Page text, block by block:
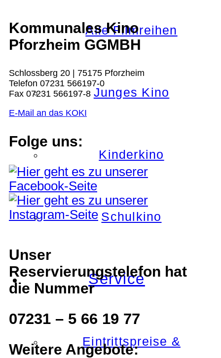
Alle Filmreihen
Junges Kino
Kinderkino
Schulkino
Service
Eintrittspreise &
Kommunales Kino
Pforzheim GGMBH
Schlossberg 20 | 75175 Pforzheim
Telefon 07231 566197-0
Fax 07231 566197-8
E-Mail an das KOKI
Folge uns:
Unser
Reservierungstelefon hat
die Nummer
07231 – 5 66 19 77
Weitere Angebote: